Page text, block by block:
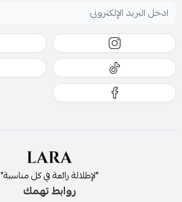
"لإطلالة رائعة في كل مناسبة"
روابط تهمك